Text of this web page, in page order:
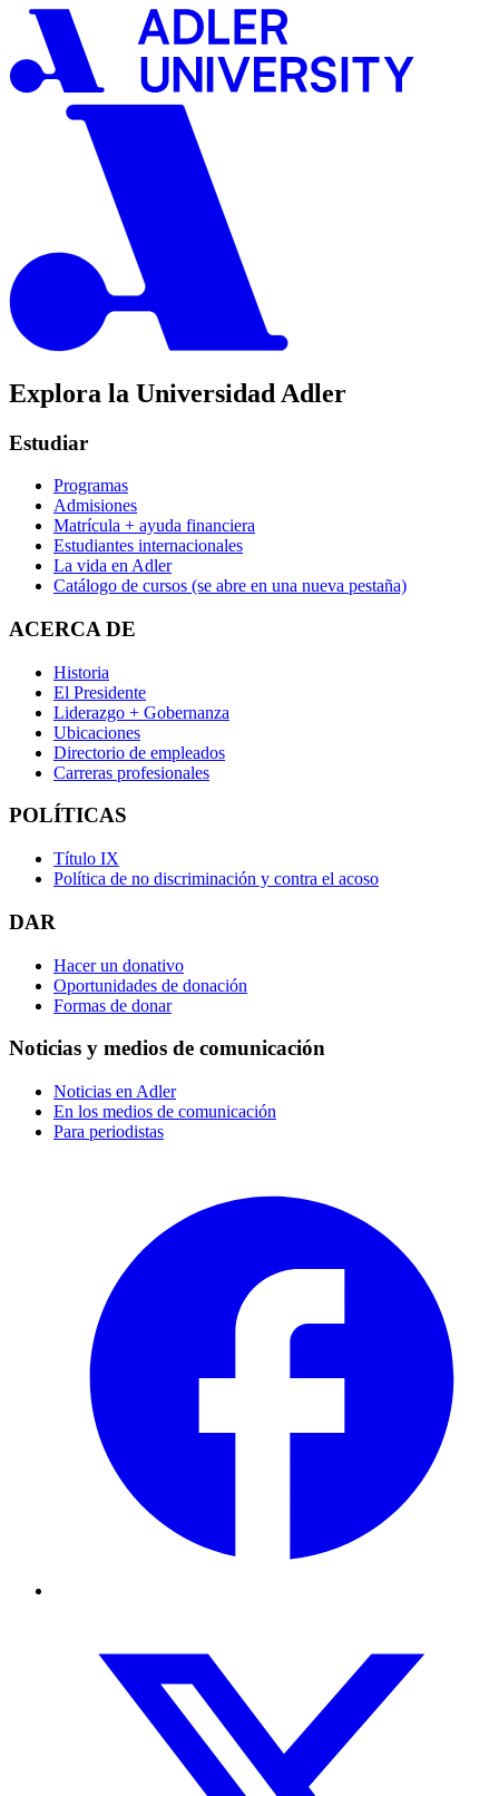
Explora la Universidad Adler
Estudiar
Programas
Admisiones
Matrícula + ayuda financiera
Estudiantes internacionales
La vida en Adler
Catálogo de cursos (se abre en una nueva pestaña)
ACERCA DE
Historia
El Presidente
Liderazgo + Gobernanza
Ubicaciones
Directorio de empleados
Carreras profesionales
POLÍTICAS
Título IX
Política de no discriminación y contra el acoso
DAR
Hacer un donativo
Oportunidades de donación
Formas de donar
Noticias y medios de comunicación
Noticias en Adler
En los medios de comunicación
Para periodistas